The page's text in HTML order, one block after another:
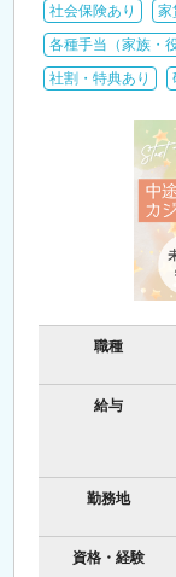
社会保険あり
家
各種手当（家族・
社割・特典あり
職種
給与
勤務地
資格・経験